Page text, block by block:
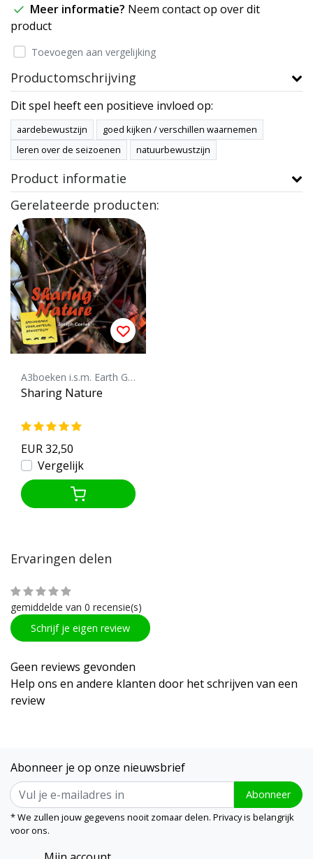
Meer informatie? Neem contact op over dit
product
Toevoegen aan vergelijking
Productomschrijving
Dit spel heeft een positieve invloed op:
aardebewustzijn
goed kijken / verschillen waarnemen
leren over de seizoenen
natuurbewustzijn
Product informatie
Gerelateerde producten:
A3boeken i.s.m. Earth Games
Sharing Nature
EUR 32,50
Vergelijk
Ervaringen delen
gemiddelde van 0 recensie(s)
Schrijf je eigen review
Geen reviews gevonden
Help ons en andere klanten door het schrijven van een
review
Abonneer je op onze nieuwsbrief
Abonneer
* We zullen jouw gegevens nooit zomaar delen. Privacy is belangrijk
voor ons.